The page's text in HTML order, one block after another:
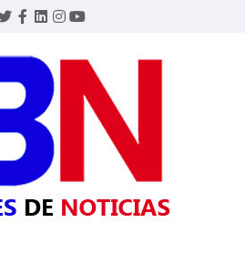
Twitter
Facebook
LinkedIn
Instagram
YouTube